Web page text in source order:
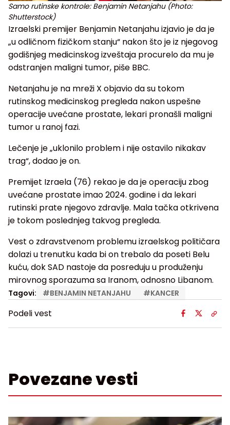
Samo rutinske kontrole: Benjamin Netanjahu (Photo:
Shutterstock)
Izraelski premijer Benjamin Netanjahu izjavio je da je
„u odličnom fizičkom stanju“ nakon što je iz njegovog
godišnjeg medicinskog izveštaja procurelo da mu je
odstranjen maligni tumor, piše BBC.
Netanjahu je na mreži X objavio da su tokom
rutinskog medicinskog pregleda nakon uspešne
operacije uvećane prostate, lekari pronašli maligni
tumor u ranoj fazi.
Lečenje je „uklonilo problem i nije ostavilo nikakav
trag“, dodao je on.
Premijet Izraela (76) rekao je da je operaciju zbog
uvećane prostate imao 2024. godine i da lekari
rutinski prate njegovo zdravlje. Mala tačka otkrivena
je tokom poslednjeg takvog pregleda.
Vest o zdravstvenom problemu izraelskog političara
dolazi u trenutku kada bi on trebalo da poseti Belu
kuću, dok SAD nastoje da posreduju u produženju
mirovnog sporazuma sa Iranom, odnosno Libanom.
Tagovi: #BENJAMIN NETANJAHU #KANCER
Podeli vest
Povezane vesti